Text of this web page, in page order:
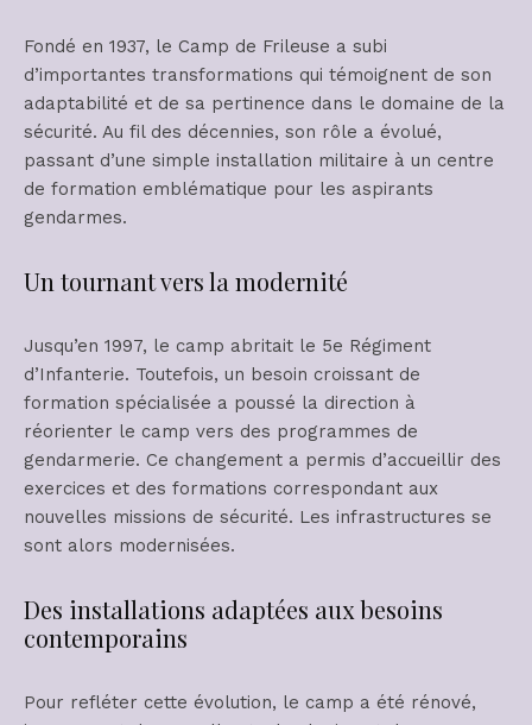
Fondé en 1937, le Camp de Frileuse a subi
d’importantes transformations qui témoignent de son
adaptabilité et de sa pertinence dans le domaine de la
sécurité. Au fil des décennies, son rôle a évolué,
passant d’une simple installation militaire à un centre
de formation emblématique pour les aspirants
gendarmes.
Un tournant vers la modernité
Jusqu’en 1997, le camp abritait le 5e Régiment
d’Infanterie. Toutefois, un besoin croissant de
formation spécialisée a poussé la direction à
réorienter le camp vers des programmes de
gendarmerie. Ce changement a permis d’accueillir des
exercices et des formations correspondant aux
nouvelles missions de sécurité. Les infrastructures se
sont alors modernisées.
Des installations adaptées aux besoins
contemporains
Pour refléter cette évolution, le camp a été rénové,